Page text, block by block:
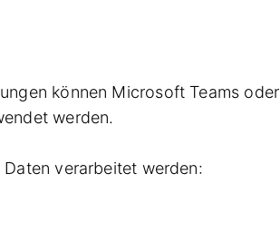
können Microsoft Teams oder
werden.
verarbeitet werden: